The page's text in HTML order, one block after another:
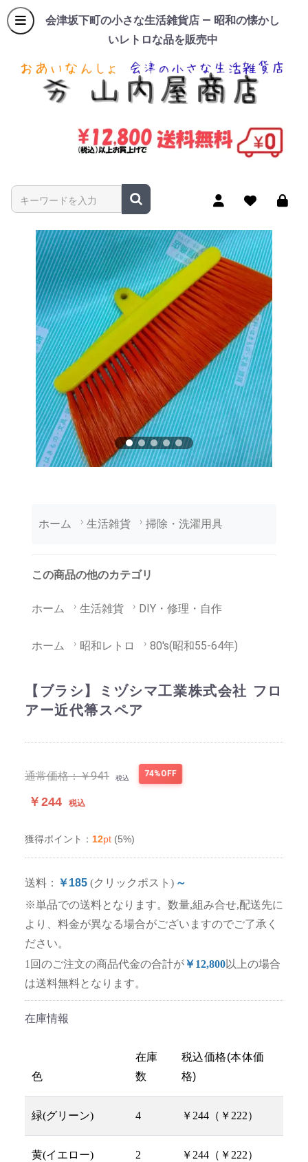
会津坂下町の小さな生活雑貨店 — 昭和の懐かし
いレトロな品を販売中
商品名やキーワードを入力
ホーム 生活雑貨 掃除・洗濯用具
この商品の他のカテゴリ
ホーム 生活雑貨 DIY・修理・自作
ホーム 昭和レトロ 80's(昭和55-64年)
【ブラシ】ミヅシマ工業株式会社 フロ
アー近代箒スペア
通常価格：￥941 税込 74%OFF
￥244 税込
獲得ポイント： 12pt (5%)
送料： ￥185 (クリックポスト) ～
※単品での送料となります。数量,組み合せ,配送先に
より、料金が異なる場合がございますのでご了承く
ださい。
1回のご注文の商品代金の合計が￥12,800以上の場合
は送料無料となります。
在庫情報
色
在庫
数
税込価格(本体価
格)
緑(グリーン) 4 ￥244（￥222）
黄(イエロー) 2 ￥244（￥222）